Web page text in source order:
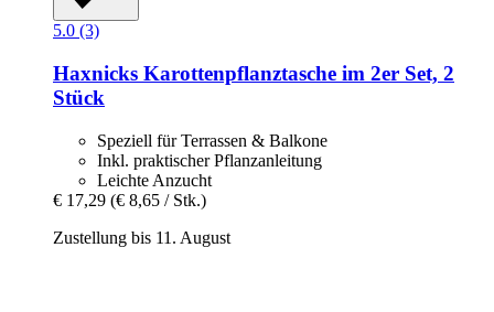
5.0 (3)
Haxnicks Karottenpflanztasche im 2er Set, 2
Stück
Speziell für Terrassen & Balkone
Inkl. praktischer Pflanzanleitung
Leichte Anzucht
€ 17,29 (€ 8,65 / Stk.)
Zustellung bis 11. August